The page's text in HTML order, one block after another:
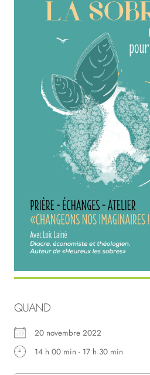
QUAND
20 novembre 2022
14 h 00 min - 17 h 30 min